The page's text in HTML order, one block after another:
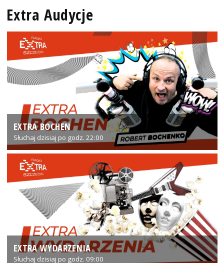
Extra Audycje
EXTRA BOCHEN
Słuchaj dzisiaj po godz. 22:00
EXTRA WYDARZENIA
Słuchaj dzisiaj po godz. 09:00